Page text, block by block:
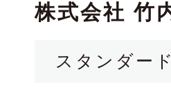
株式会社 竹
スタンダー